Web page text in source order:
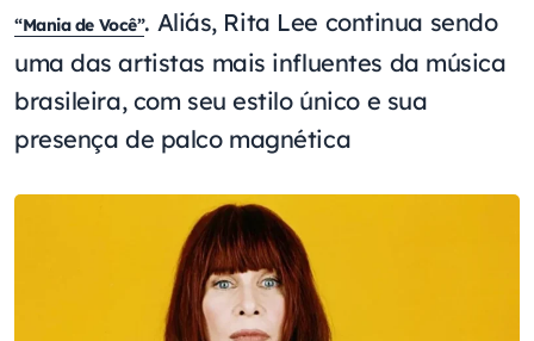
“Mania de Você”. Aliás, Rita Lee continua sendo
uma das artistas mais influentes da música
brasileira, com seu estilo único e sua
presença de palco magnética